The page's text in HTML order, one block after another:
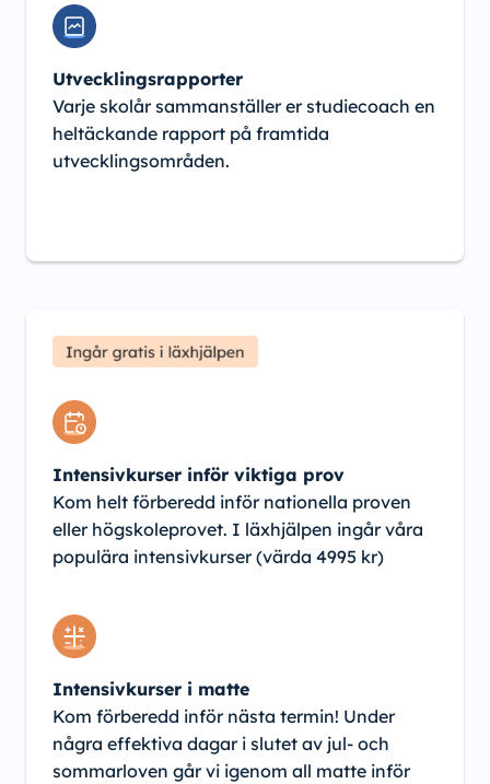
Utvecklingsrapporter
Varje skolår sammanställer er studiecoach en
heltäckande rapport på framtida
utvecklingsområden.
Intensivkurser inför viktiga prov
Kom helt förberedd inför nationella proven
eller högskoleprovet. I läxhjälpen ingår våra
populära intensivkurser (värda 4995 kr)
Intensivkurser i matte
Kom förberedd inför nästa termin! Under
några effektiva dagar i slutet av jul- och
sommarloven går vi igenom all matte inför